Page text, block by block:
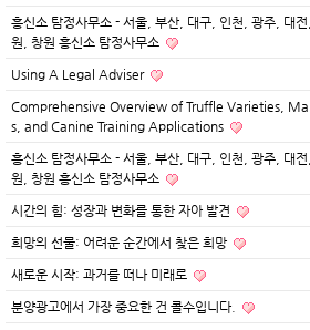
흥신소 탐정사무소 - 서울, 부산, 대구, 인천, 광주, 대
원, 창원 흥신소 탐정사무소
Using A Legal Adviser
Comprehensive Overview of Truffle Varieties,
s, and Canine Training Applications
흥신소 탐정사무소 - 서울, 부산, 대구, 인천, 광주, 대
원, 창원 흥신소 탐정사무소
시간의 힘: 성장과 변화를 통한 자아 발견
희망의 선물: 어려운 순간에서 찾은 희망
새로운 시작: 과거를 떠나 미래로
분양광고에서 가장 중요한 건 콜수입니다.